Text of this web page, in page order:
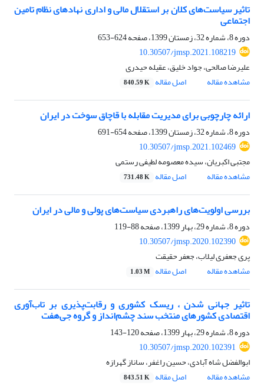
تاثیر سیاست‌های کلان بر استقلال مالی و اداری نهادهای نظام تامین
اجتماعی
دوره 8، شماره 32، زمستان 1399، صفحه
624-653
10.30507/jmsp.2021.108219
علیرضا صالحی، جواد خلیق، عقیله حیدری
مشاهده مقاله
اصل مقاله 840.59 K
ارائه چارچوبی برای مدیریت مقابله با قاچاق سوخت در ایران
دوره 8، شماره 32، زمستان 1399، صفحه
654-691
10.30507/jmsp.2021.102469
مجتبی اکبریان، سیده معصومه لطیفی رستمی
مشاهده مقاله
اصل مقاله 731.48 K
بررسی اولویتهای راهبردی سیاستهای پولی و مالی در ایران
دوره 8، شماره 29، بهار 1399، صفحه
88-119
10.30507/jmsp.2020.102390
پری جعفری لیلاب، جعفر حقیقت
مشاهده مقاله
اصل مقاله 1.03 M
تاثیر جهانی شدن ، ریسک کشوری و رقابت‌پذیری بر تاب‌آوری
اقتصادی کشورهای منتخب سند چشم‌انداز و گروه جی‌هفت
دوره 8، شماره 29، بهار 1399، صفحه
120-143
10.30507/jmsp.2020.102391
ابوالفضل شاه آبادی، حسین راغفر، ساناز گهرازه
مشاهده مقاله
اصل مقاله 843.51 K